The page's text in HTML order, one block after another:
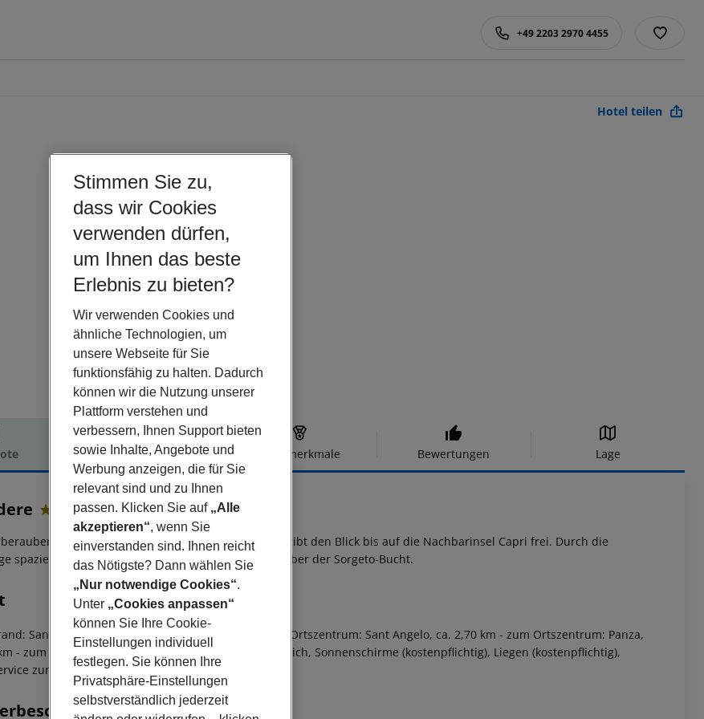
+49 2203 2970 4455
Hotel teilen
Hotelbeschreibung Hotelmerkmale Bewertungen Lage
Panoramalage dieses Hauses auf Ischia gibt den Blick bis auf die Nachbarinsel Capri frei. Durch die
spazieren Sie zu den berühmten Thermalquellen über der Sorgeto-Bucht.
Sant Angelo oder Cava Grado, ca. 1,80 km - zum Ortszentrum: Sant Angelo, ca. 2,70 km - zum Ortszentrum: Panza,
- zum Hafen: ca. 12 km- ruhig - Sandstrand: öffentlich, Sonnenschirme (kostenpflichtig), Liegen (kostenpflichtig),
zum Strand, 4x täglich zu festen Zeiten
Stimmen Sie zu,
dass wir Cookies
verwenden dürfen,
um Ihnen das beste
Erlebnis zu bieten?
Wir verwenden Cookies und
ähnliche Technologien, um
unsere Webseite für Sie
funktionsfähig zu halten. Dadurch
können wir die Nutzung unserer
Plattform verstehen und
verbessern, Ihnen Support bieten
sowie Inhalte, Angebote und
Werbung anzeigen, die für Sie
relevant sind und zu Ihnen
passen. Klicken Sie auf „Alle
akzeptieren“, wenn Sie
einverstanden sind. Ihnen reicht
das Nötigste? Dann wählen Sie
„Nur notwendige Cookies“.
Unter „Cookies anpassen“
können Sie Ihre Cookie-
Einstellungen individuell
festlegen. Sie können Ihre
Privatsphäre-Einstellungen
selbstverständlich jederzeit